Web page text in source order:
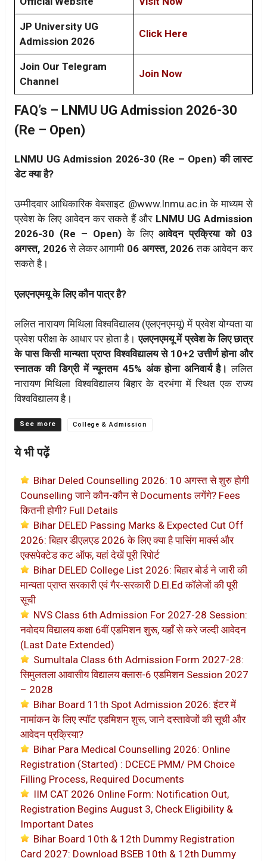
JP University UG
Admission 2026
Click Here
Join Our Telegram
Channel
Join Now
FAQ’s – LNMU UG Admission 2026-30
(Re – Open)
LNMU UG Admission 2026-30 (Re – Open) की लास्ट
डेट क्या है?
उम्मीदवार आधिकारिक वेबसाइट @www.lnmu.ac.in के माध्यम से
प्रवेश के लिए आवेदन कर सकते हैं और LNMU UG Admission
2026-30 (Re – Open)के लिए आवेदन प्रक्रिया को 03
अगस्त, 2026से लेकर आगामी 06 अगस्त, 2026तक आवेदन कर
सकते है।
एलएनएमयू के लिए कौन पात्र है?
ललित नारायण मिथिला विश्वविद्यालय (एलएनएमयू) में प्रवेश योग्यता या
प्रवेश परीक्षा के आधार पर होता है।एलएनएमयू में प्रवेश के लिए छात्र
के पास किसी मान्यता प्राप्त विश्वविद्यालय से 10+2 उत्तीर्ण होना और
स्नातक की डिग्री में न्यूनतम 45% अंक होना अनिवार्य है। ललित
नारायण मिथिला विश्वविद्यालय बिहार के दरभंगा में स्थित एक राज्य
विश्वविद्यालय है।
Categories College & Admission
ये भी पढ़ें
Bihar Deled Counselling 2026: 10 अगस्त से शुरु होगी
Counselling जाने कौन-कौन से Documents लगेंगे? Fees
कितनी होगी? Full Details
Bihar DELED Passing Marks & Expected Cut Off
2026: बिहार डीएलएड 2026 के लिए क्या है पासिंग मार्क्स और
एक्सपेक्टेड कट ऑफ, यहां देखें पूरी रिपोर्ट
Bihar DELED College List 2026: बिहार बोर्ड ने जारी की
मान्यता प्राप्त सरकारी एवं गैर-सरकारी D.El.Ed कॉलेजों की पूरी
सूची
NVS Class 6th Admission For 2027-28 Session:
नवोदय विद्यालय कक्षा 6वीं एडमिशन शुरू, यहाँ से करे जल्दी आवेदन
(Last Date Extended)
Sumultala Class 6th Admission Form 2027-28:
सिमुलतला आवासीय विद्यालय क्लास-6 एडमिशन Session 2027
– 2028
Bihar Board 11th Spot Admission 2026: इंटर में
नामांकन के लिए स्पॉट एडमिशन शुरू, जाने दस्तावेजों की सूची और
आवेदन प्रक्रिया?
Bihar Para Medical Counselling 2026: Online
Registration (Started) : DCECE PMM/ PM Choice
Filling Process, Required Documents
IIM CAT 2026 Online Form: Notification Out,
Registration Begins August 3, Check Eligibility &
Important Dates
Bihar Board 10th & 12th Dummy Registration
Card 2027: Download BSEB 10th & 12th Dummy